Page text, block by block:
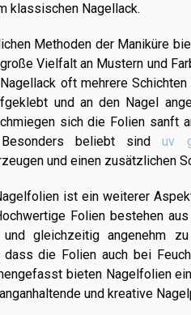
klassischen Nagellack.
Methoden der Maniküre
Vielfalt an Mustern und
oft mehrere
und an den Nagel
sich die Folien sanft
Besonders beliebt sinduv
und einen zusätzlichen
ist ein weiterer
Folien bestehen
und gleichzeitig angenehm
die Folien auch bei
bieten Nagelfolien
und kreative